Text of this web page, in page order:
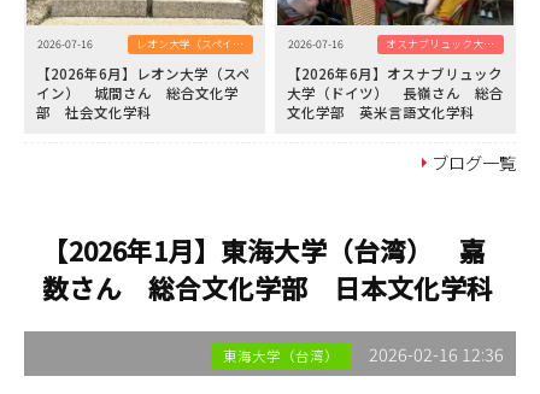
2026-07-16 レオン大学（スペイン）
【2026年6月】レオン大学（スペ
イン） 城間さん 総合文化学
部 社会文化学科
2026-07-16 オスナブリュック大学（ドイツ）
【2026年6月】オスナブリュック
大学（ドイツ） 長嶺さん 総合
文化学部 英米言語文化学科
ブログ一覧
【2026年1月】東海大学（台湾） 嘉
数さん 総合文化学部 日本文化学科
東海大学（台湾） 2026-02-16 12:36